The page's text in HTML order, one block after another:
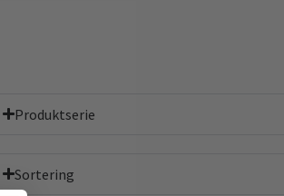
Produktserie
Sortering